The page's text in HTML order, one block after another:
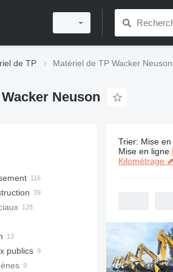
de TP Matériel de TP Wacker Neuson
Neuson
pneus
chenilles
publics
462
Trier: Mise
Mise en ligne
Kilométrage ⬈